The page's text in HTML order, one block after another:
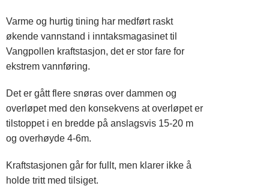
Varme og hurtig tining har medført raskt
økende vannstand i inntaksmagasinet til
Vangpollen kraftstasjon, det er stor fare for
ekstrem vannføring.
Det er gått flere snøras over dammen og
overløpet med den konsekvens at overløpet er
tilstoppet i en bredde på anslagsvis 15-20 m
og overhøyde 4-6m.
Kraftstasjonen går for fullt, men klarer ikke å
holde tritt med tilsiget.